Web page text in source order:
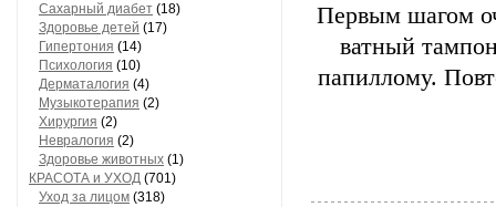
Сахарный диабет (18)
Здоровье детей (17)
Гипертония (14)
Психология (10)
Дерматалогия (4)
Музыкотерапия (2)
Хирургия (2)
Невралогия (2)
Здоровье животных (1)
КРАСОТА и УХОД (701)
Уход за лицом (318)
Первым шагом
ватный
папиллому.